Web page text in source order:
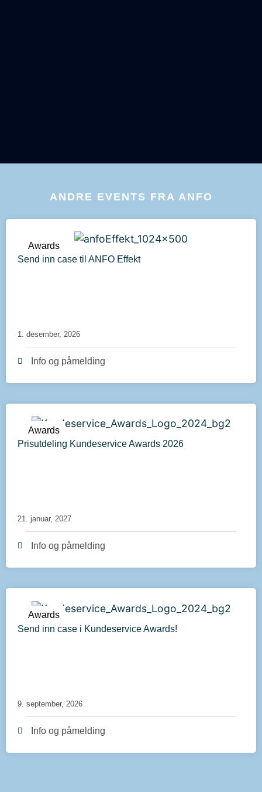
ANDRE EVENTS FRA ANFO
Awards
Send inn case til ANFO Effekt
1. desember, 2026
Info og påmelding
Awards
Prisutdeling Kundeservice Awards 2026
21. januar, 2027
Info og påmelding
Awards
Send inn case i Kundeservice Awards!
9. september, 2026
Info og påmelding